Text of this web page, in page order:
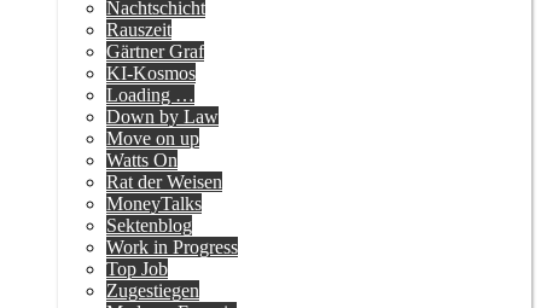
Nachtschicht
Rauszeit
Gärtner Graf
KI-Kosmos
Loading …
Down by Law
Move on up
Watts On
Rat der Weisen
MoneyTalks
Sektenblog
Work in Progress
Top Job
Zugestiegen